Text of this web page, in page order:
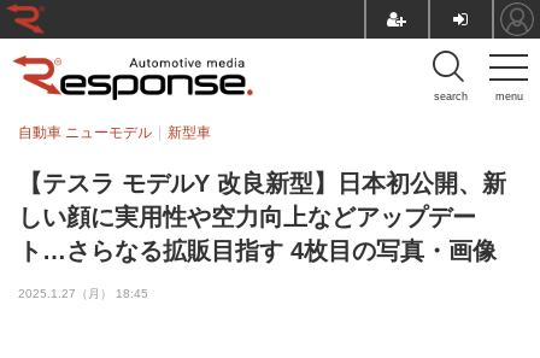
menu
search
【テスラ モデルY 改良新型】日本初公開、新
しい顔に実用性や空力向上などアップデー
ト…さらなる拡販目指す 4枚目の写真・画像
自動車 ニューモデル 新型車
2025.1.27（月） 18:45